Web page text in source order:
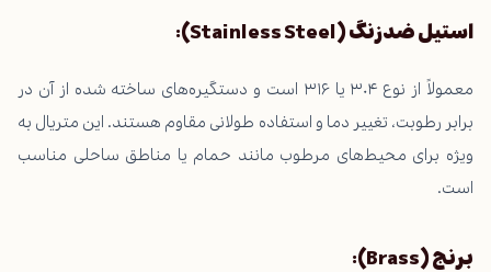
استیل ضدزنگ(Stainless Steel):
معمولاً از نوع ۳۰۴ یا ۳۱۶ است و دستگیره‌های ساخته شده از آن در
برابر رطوبت، تغییر دما و استفاده طولانی مقاوم هستند. این متریال به
ویژه برای محیط‌های مرطوب مانند حمام یا مناطق ساحلی مناسب
است.
برنج(Brass):